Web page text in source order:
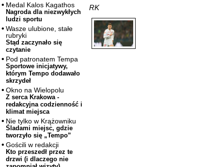
Medal Kalos Kagathos
Nagroda dla niezwykłych
ludzi sportu
Wasze ulubione, stałe
rubryki
Stąd zaczynało się
czytanie
Pod patronatem Tempa
Sportowe inicjatywy,
którym Tempo dodawało
skrzydeł
Okno na Wielopolu
Z serca Krakowa -
redakcyjna codzienność i
klimat miejsca
Nie tylko w Krążowniku
Śladami miejsc, gdzie
tworzyło się „Tempo”
Gościli w redakcji
Kto przeszedł przez te
drzwi (i dlaczego nie
RK